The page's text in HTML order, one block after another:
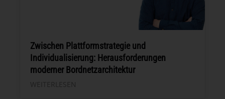
Zwischen Plattformstrategie und
Individualisierung: Herausforderungen
moderner Bordnetzarchitektur